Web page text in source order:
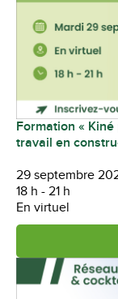
Formation «
travail en
29 septembre
18 h - 21 h
En virtuel